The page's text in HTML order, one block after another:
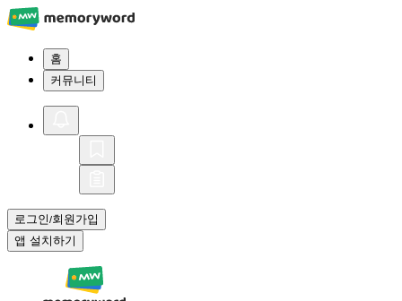
홈
커뮤니티
로그인/회원가입
앱 설치하기